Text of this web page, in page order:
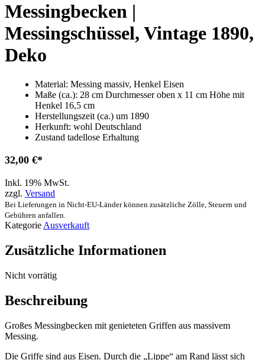
Messingbecken |
Messingschüssel, Vintage 1890,
Deko
Material: Messing massiv, Henkel Eisen
Maße (ca.): ­­­­­­­­­28 cm Durchmesser oben x 11 cm Höhe mit
Henkel 16,5 cm
Herstellungszeit (ca.) um 1890
Herkunft: wohl Deutschland
Zustand tadellose Erhaltung
32,00 €
Inkl. 19% MwSt.
zzgl. Versand
Bei Lieferungen in Nicht-EU-Länder können zusätzliche Zölle, Steuern und
Gebühren anfallen.
Kategorie Ausverkauft
Zusätzliche Informationen
Nicht vorrätig
Beschreibung
Großes Messingbecken mit genieteten Griffen aus massivem
Messing.
Die Griffe sind aus Eisen. Durch die „Lippe“ am Rand lässt sich